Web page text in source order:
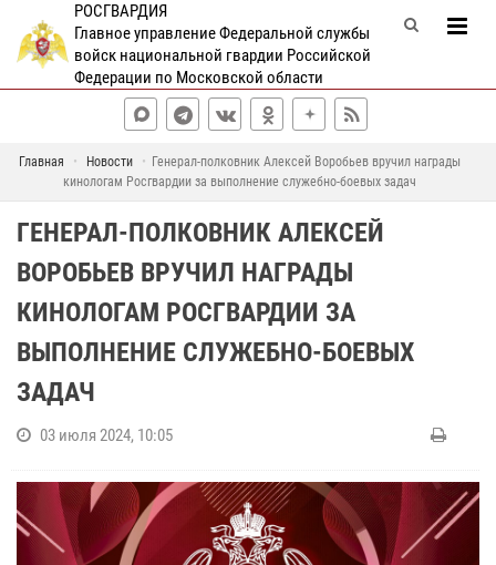
РОСГВАРДИЯ
Главное управление Федеральной службы
войск национальной гвардии Российской
Федерации по Московской области
Главная Новости
Генерал-полковник Алексей Воробьев вручил награды
кинологам Росгвардии за выполнение служебно-боевых задач
ГЕНЕРАЛ-ПОЛКОВНИК АЛЕКСЕЙ
ВОРОБЬЕВ ВРУЧИЛ НАГРАДЫ
КИНОЛОГАМ РОСГВАРДИИ ЗА
ВЫПОЛНЕНИЕ СЛУЖЕБНО-БОЕВЫХ
ЗАДАЧ
03 июля 2024, 10:05